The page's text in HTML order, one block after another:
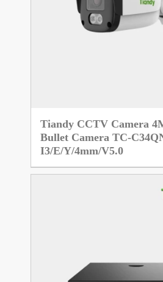
Tiandy CCTV Camera
Bullet Camera TC-
I3/E/Y/4mm/V5.0